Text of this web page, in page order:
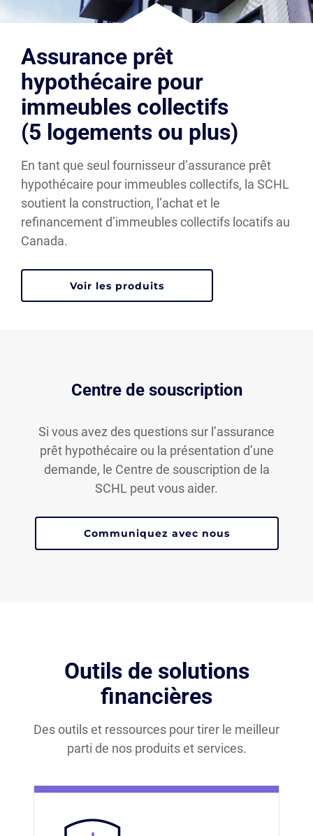
Assurance prêt
hypothécaire pour
immeubles collectifs
(5 logements ou plus)
En tant que seul fournisseur d’assurance prêt
hypothécaire pour immeubles collectifs, la SCHL
soutient la construction, l’achat et le
refinancement d’immeubles collectifs locatifs au
Canada.
Voir les produits
Centre de souscription
Si vous avez des questions sur l’assurance
prêt hypothécaire ou la présentation d’une
demande, le Centre de souscription de la
SCHL peut vous aider.
Communiquez avec nous
Outils de solutions
financières
Des outils et ressources pour tirer le meilleur
parti de nos produits et services.